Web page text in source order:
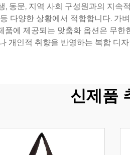
동문, 지역 사회 구성원과의 지
다양한 상황에서 적합합니다.
에 제공되는 맞춤화 옵션은 무
개인적 취향을 반영하는 복합 디
신제품